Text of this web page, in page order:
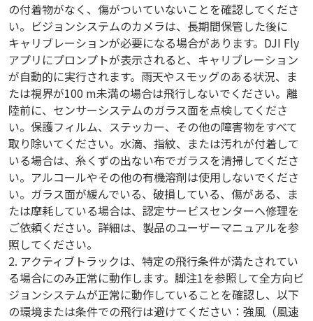
の付着物がなく、傷がついていないことを確認してくださ
い。ビジョンシステムのカメラは、長期間保管した後に
キャリブレーションが必要になる場合があります。DJI Fly
アプリにプロンプトが表示されると、キャリブレーション
が自動的に実行されます。雨天やスモッグのある状況、ま
たは視界が100 m未満の場合は飛行しないでください。離
陸前に、センサーシステムのガラス面を点検してくださ
い。保護フィルム、ステッカー、その他の障害物をすべて
取り除いてください。水滴、指紋、または汚れが付着して
いる場合は、糸くずの出ない布でガラスを清掃してくださ
い。アルコールやその他の有機溶剤は使用しないでくださ
い。ガラス面が緩んでいる、破損している、傷がある、ま
たは摩耗している場合は、認定サービスセンターへ修理を
ご依頼ください。詳細は、製品のユーザーマニュアルを参
照してください。
2. アクティブトラックは、特定の飛行条件が満たされてい
る場合にのみ正常に動作します。脚注1を参照して全方向ビ
ジョンシステムが正常に動作していることを確認し、以下
の環境または条件での飛行は避けてください：強風（風速